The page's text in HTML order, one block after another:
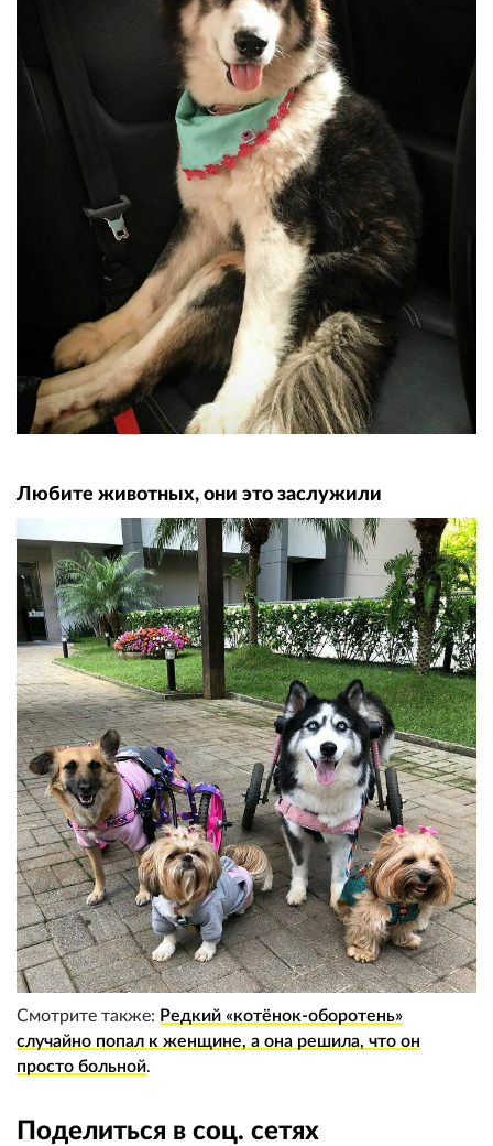
Любите животных, они это заслужили
Смотрите также: Редкий «котёнок-оборотень»
случайно попал к женщине, а она решила, что он
просто больной.
Поделиться в соц. сетях